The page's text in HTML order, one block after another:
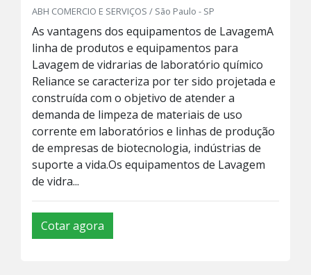
ABH COMERCIO E SERVIÇOS / São Paulo - SP
As vantagens dos equipamentos de LavagemA
linha de produtos e equipamentos para
Lavagem de vidrarias de laboratório químico
Reliance se caracteriza por ter sido projetada e
construída com o objetivo de atender a
demanda de limpeza de materiais de uso
corrente em laboratórios e linhas de produção
de empresas de biotecnologia, indústrias de
suporte a vida.Os equipamentos de Lavagem
de vidra...
Cotar agora